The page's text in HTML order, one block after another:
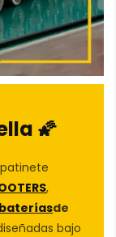
para
y totalmente
Tank.
eléctrico
🌠
,
bateríasde
bajo